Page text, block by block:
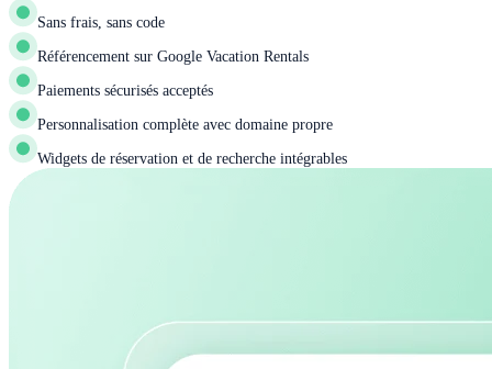
Sans frais, sans code
Référencement sur Google Vacation Rentals
Paiements sécurisés acceptés
Personnalisation complète avec domaine propre
Widgets de réservation et de recherche intégrables